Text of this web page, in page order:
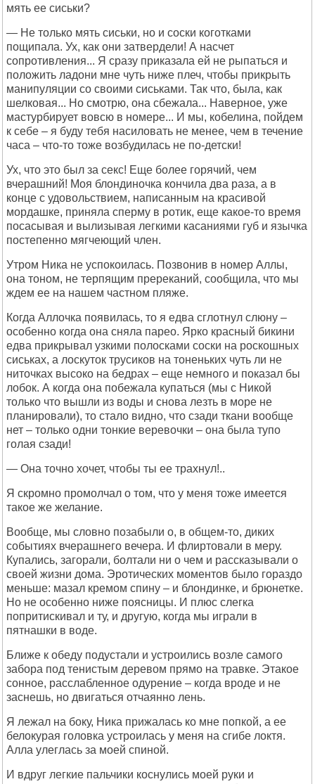
мять ее сиськи?
— Не только мять сиськи, но и соски коготками
пощипала. Ух, как они затвердели! А насчет
сопротивления... Я сразу приказала ей не рыпаться и
положить ладони мне чуть ниже плеч, чтобы прикрыть
манипуляции со своими сиськами. Так что, была, как
шелковая... Но смотрю, она сбежала... Наверное, уже
мастурбирует вовсю в номере... И мы, кобелина, пойдем
к себе – я буду тебя насиловать не менее, чем в течение
часа – что-то тоже возбудилась не по-детски!
Ух, что это был за секс! Еще более горячий, чем
вчерашний! Моя блондиночка кончила два раза, а в
конце с удовольствием, написанным на красивой
мордашке, приняла сперму в ротик, еще какое-то время
посасывая и вылизывая легкими касаниями губ и язычка
постепенно мягчеющий член.
Утром Ника не успокоилась. Позвонив в номер Аллы,
она тоном, не терпящим пререканий, сообщила, что мы
ждем ее на нашем частном пляже.
Когда Аллочка появилась, то я едва сглотнул слюну –
особенно когда она сняла парео. Ярко красный бикини
едва прикрывал узкими полосками соски на роскошных
сиськах, а лоскуток трусиков на тоненьких чуть ли не
ниточках высоко на бедрах – еще немного и показал бы
лобок. А когда она побежала купаться (мы с Никой
только что вышли из воды и снова лезть в море не
планировали), то стало видно, что сзади ткани вообще
нет – только одни тонкие веревочки – она была тупо
голая сзади!
— Она точно хочет, чтобы ты ее трахнул!..
Я скромно промолчал о том, что у меня тоже имеется
такое же желание.
Вообще, мы словно позабыли о, в общем-то, диких
событиях вчерашнего вечера. И флиртовали в меру.
Купались, загорали, болтали ни о чем и рассказывали о
своей жизни дома. Эротических моментов было гораздо
меньше: мазал кремом спину – и блондинке, и брюнетке.
Но не особенно ниже поясницы. И плюс слегка
попритискивал и ту, и другую, когда мы играли в
пятнашки в воде.
Ближе к обеду подустали и устроились возле самого
забора под тенистым деревом прямо на травке. Этакое
сонное, расслабленное одурение – когда вроде и не
заснешь, но двигаться отчаянно лень.
Я лежал на боку, Ника прижалась ко мне попкой, а ее
белокурая головка устроилась у меня на сгибе локтя.
Алла улеглась за моей спиной.
И вдруг легкие пальчики коснулись моей руки и